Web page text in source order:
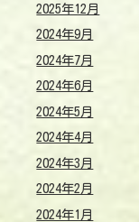
2025年12月
2024年9月
2024年7月
2024年6月
2024年5月
2024年4月
2024年3月
2024年2月
2024年1月